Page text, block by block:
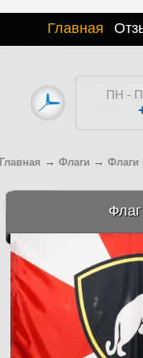
Главная
ПН -
Главная → Флаги → Флаги